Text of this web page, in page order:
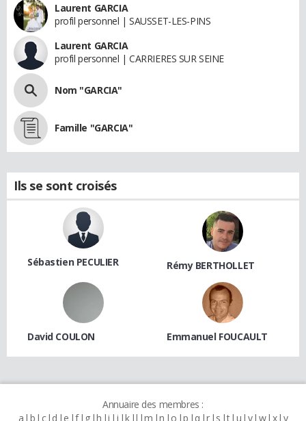
Laurent GARCIA
profil personnel | SAUSSET-LES-PINS
Laurent GARCIA
profil personnel | CARRIERES SUR SEINE
Nom "GARCIA"
Famille "GARCIA"
Ils se sont croisés
Sébastien PECULIER Rémy BERTHOLLET
David COULON Emmanuel FOUCAULT
Annuaire des membres :
a b c d e f g h i j k l m n o p q r s t u v w x y